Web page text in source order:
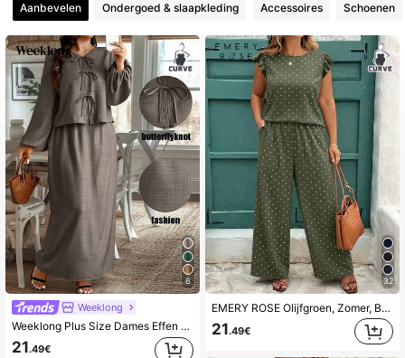
4.81 1M Volgers
4.81 1M Volgers
4.81 1M Volgers
4.81 1M Volgers
4.81 1M Volgers
Aanbevelen Ondergoed & slaapkleding Accessoires Schoenen
6
Weeklong
Weeklong Plus Size Dames Effen Kleur Blouse Met Strik Voorzijde En Lantaarnmouwen En Rok Casual 2-Delige Set
21.49€
32
EMERY ROSE Olijfgroen, Zomer, Boho, Vakantie, Moederdag Plus Size Polka Dot Top met Fluttermouwen en Ronde Hals, Rechte Losse Broek 2-delige Set Bedrukte Outfit
21.49€